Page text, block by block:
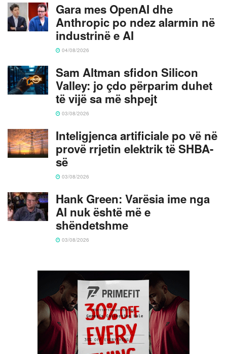
Gara mes OpenAI dhe
Anthropic po ndez alarmin në
industrinë e AI
04/08/2026
Sam Altman sfidon Silicon
Valley: jo çdo përparim duhet
të vijë sa më shpejt
03/08/2026
Inteligjenca artificiale po vë në
provë rrjetin elektrik të SHBA-
së
03/08/2026
Hank Green: Varësia ime nga
AI nuk është më e
shëndetshme
03/08/2026